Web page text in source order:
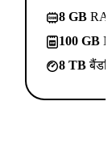
8 GB
100 GB
8 TB